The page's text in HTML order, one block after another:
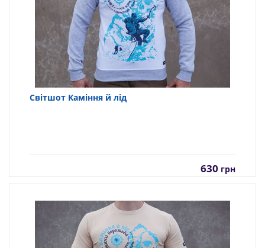
Світшот Каміння й лід
630 грн